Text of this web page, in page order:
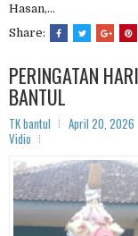
Hasan,...
Share:
PERINGATAN
BANTUL
TK bantul April 20, 2026
Vidio